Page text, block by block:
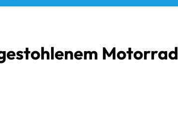
Motorrad